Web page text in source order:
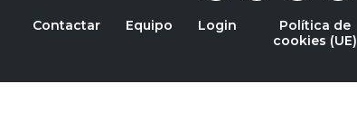
Contactar Equipo Login
Política de
cookies (UE)